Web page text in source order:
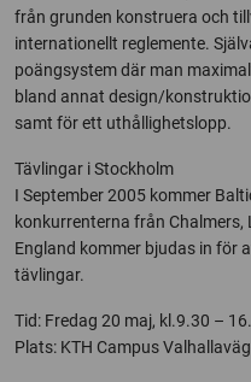
från grunden konstruera och
internationellt reglemente.
poängsystem där man
bland annat design/
samt för ett uthållighetslopp.
Tävlingar i Stockholm
I September 2005 kommer
konkurrenterna från Chalmers,
England kommer bjudas in för
tävlingar.
Tid: Fredag 20 maj, kl.9.30 –
Plats: KTH Campus